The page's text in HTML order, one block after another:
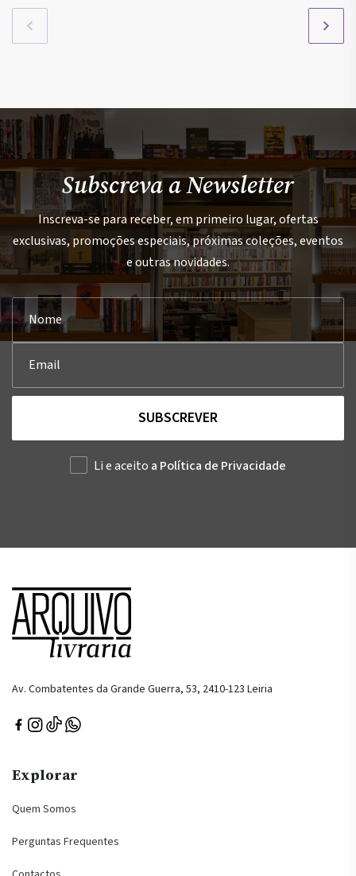
Subscreva a Newsletter
Inscreva-se para receber, em primeiro lugar, ofertas
exclusivas, promoções especiais, próximas coleções, eventos
e outras novidades.
SUBSCREVER
Li e aceito a Política de Privacidade
Av. Combatentes da Grande Guerra, 53, 2410-123 Leiria
Explorar
Quem Somos
Perguntas Frequentes